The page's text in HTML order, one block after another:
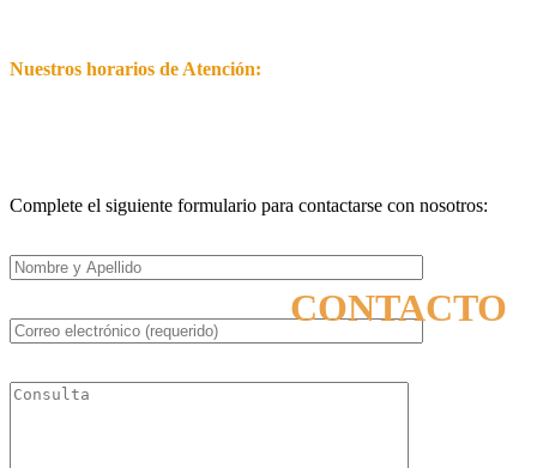
Nuestros horarios de Atención:
Complete el siguiente formulario para contactarse con nosotros:
CONTACTO